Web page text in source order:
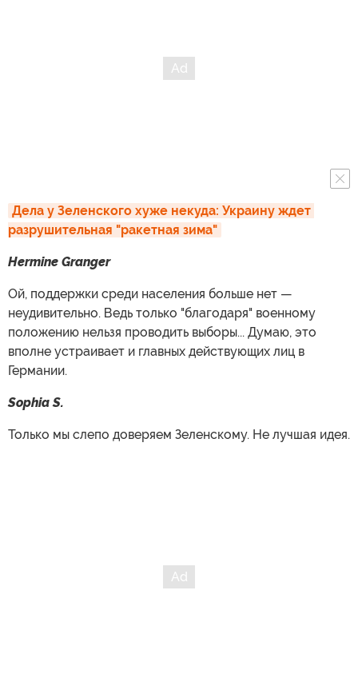
Дела у Зеленского хуже некуда: Украину ждет
разрушительная "ракетная зима"
Hermine Granger
Ой, поддержки среди населения больше нет —
неудивительно. Ведь только "благодаря" военному
положению нельзя проводить выборы... Думаю, это
вполне устраивает и главных действующих лиц в
Германии.
Sophia S.
Только мы слепо доверяем Зеленскому. Не лучшая идея.